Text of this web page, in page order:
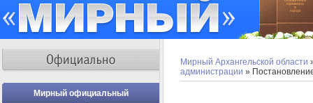
Мирный официальный
Мирный Архангельской области
администрации »